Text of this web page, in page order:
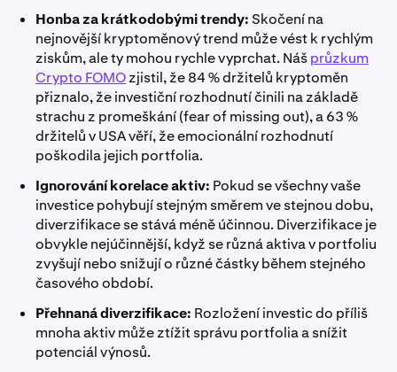
Honba za krátkodobými trendy:Skočení na
nejnovější kryptoměnový trend může vést k rychlým
ziskům, ale ty mohou rychle vyprchat. Nášprůzkum
Crypto FOMOzjistil, že 84 % držitelů kryptoměn
přiznalo, že investiční rozhodnutí činili na základě
strachu z promeškání (fear of missing out), a 63 %
držitelů v USA věří, že emocionální rozhodnutí
poškodila jejich portfolia.
Ignorování korelace aktiv: Pokud se všechny vaše
investice pohybují stejným směrem ve stejnou dobu,
diverzifikace se stává méně účinnou. Diverzifikace je
obvykle nejúčinnější, když se různá aktiva v portfoliu
zvyšují nebo snižují o různé částky během stejného
časového období.
Přehnaná diverzifikace: Rozložení investic do příliš
mnoha aktiv může ztížit správu portfolia a snížit
potenciál výnosů.